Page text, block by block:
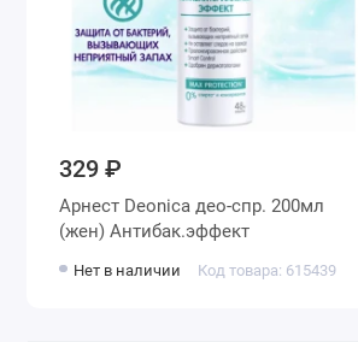
329 ₽
Арнест Deonica део-спр. 200мл
(жен) Антибак.эффект
Нет в наличии Код товара: 615439